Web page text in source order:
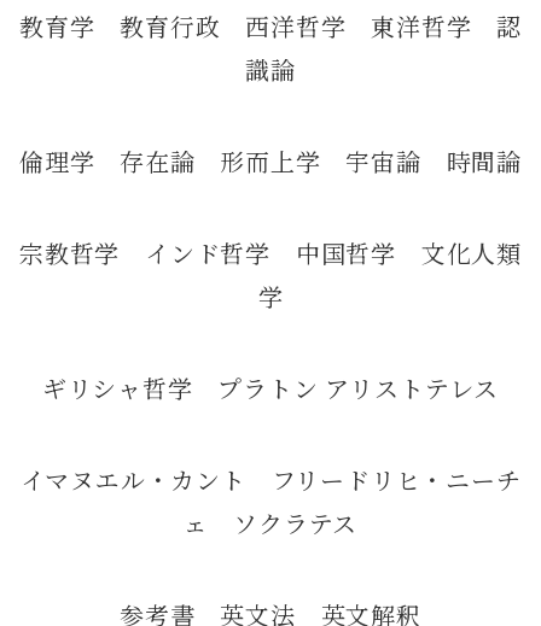
教育学 教育行政 西洋哲学 東洋哲学 認
識論
倫理学 存在論 形而上学 宇宙論 時間論
宗教哲学 インド哲学 中国哲学 文化人類
学
ギリシャ哲学 プラトン アリストテレス
イマヌエル・カント フリードリヒ・ニーチ
ェ ソクラテス
参考書 英文法 英文解釈